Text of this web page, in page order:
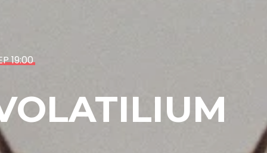
19:00